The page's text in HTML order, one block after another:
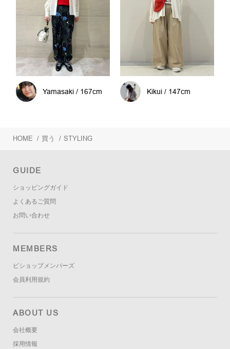
Yamasaki / 167cm Kikui / 147cm
HOME / 買う / STYLING
GUIDE
ショッピングガイド
よくあるご質問
お問い合わせ
MEMBERS
ビショップメンバーズ
会員利用規約
ABOUT US
会社概要
採用情報